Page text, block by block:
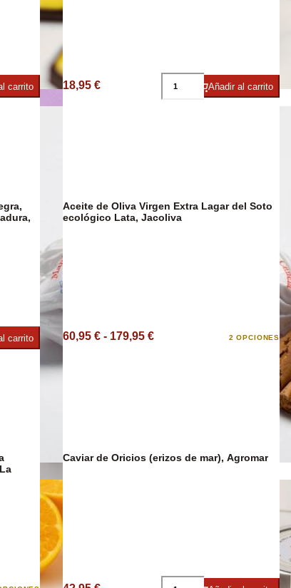
carrito 18,95 € Añadir al carrito
carrito
Aceite de Oliva Virgen Extra Lagar del Soto
ecológico Lata, Jacoliva
60,95 € - 179,95 € 2 OPCIONES
Caviar de Oricios (erizos de mar), Agromar